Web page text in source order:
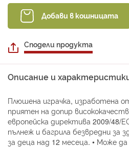
Добави в кошницата
Сподели продукта
Описание и
Плюшена играчка, изработена
приятен на допир
европейска директива 2009/48/
пълнеж и багрила безвредни за
за деца над 12 месеца. • Може